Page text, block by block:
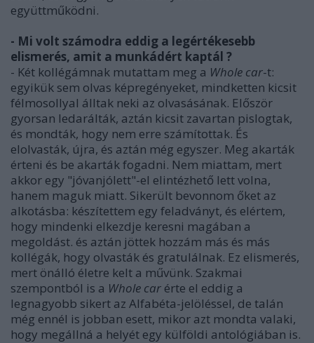
együttműködni.
- Mi volt számodra eddig a legértékesebb
elismerés, amit a munkádért kaptál ?
- Két kollégámnak mutattam meg a Whole car-t:
egyikük sem olvas képregényeket, mindketten kicsit
félmosollyal álltak neki az olvasásának. Először
gyorsan ledarálták, aztán kicsit zavartan pislogtak,
és mondták, hogy nem erre számítottak. És
elolvasták, újra, és aztán még egyszer. Meg akarták
érteni és be akarták fogadni. Nem miattam, mert
akkor egy "jóvanjólett"-el elintézhető lett volna,
hanem maguk miatt. Sikerült bevonnom őket az
alkotásba: készítettem egy feladványt, és elértem,
hogy mindenki elkezdje keresni magában a
megoldást. és aztán jöttek hozzám más és más
kollégák, hogy olvasták és gratulálnak. Ez elismerés,
mert önálló életre kelt a művünk. Szakmai
szempontból is a Whole car érte el eddig a
legnagyobb sikert az Alfabéta-jelöléssel, de talán
még ennél is jobban esett, mikor azt mondta valaki,
hogy megállná a helyét egy külföldi antológiában is.